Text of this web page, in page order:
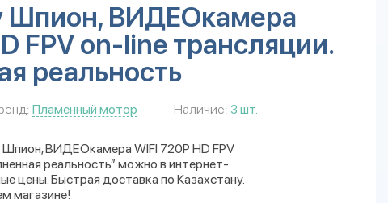
Шпион, ВИДЕОкамера
FPV on-line трансляции.
реальность
Пламенный мотор Наличие: 3 шт.
Шпион, ВИДЕОкамера WIFI 720Р HD FPV
реальность” можно в интернет-
цены. Быстрая доставка по Казахстану.
магазине!